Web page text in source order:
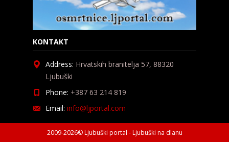
KONTAKT
Address: Hrvatskih branitelja 57, 88320
Ljubuški
Phone: +387 63 214 819
Email: info@ljportal.com
2009-2026© Ljubuški portal - Ljubuški na dlanu